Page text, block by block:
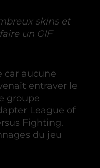
skins et
un GIF
car aucune
entraver le
groupe
League of
Fighting.
du jeu